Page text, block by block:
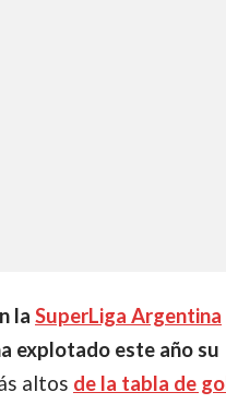
la SuperLiga Argentina
explotado este año su
altos de la tabla de